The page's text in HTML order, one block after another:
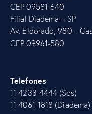
CEP 09581-640
Filial Diadema – SP
Av. Eldorado, 980 –
CEP 09961-580
Telefones
11 4233-4444 (Scs)
11 4061-1818 (Diadema)